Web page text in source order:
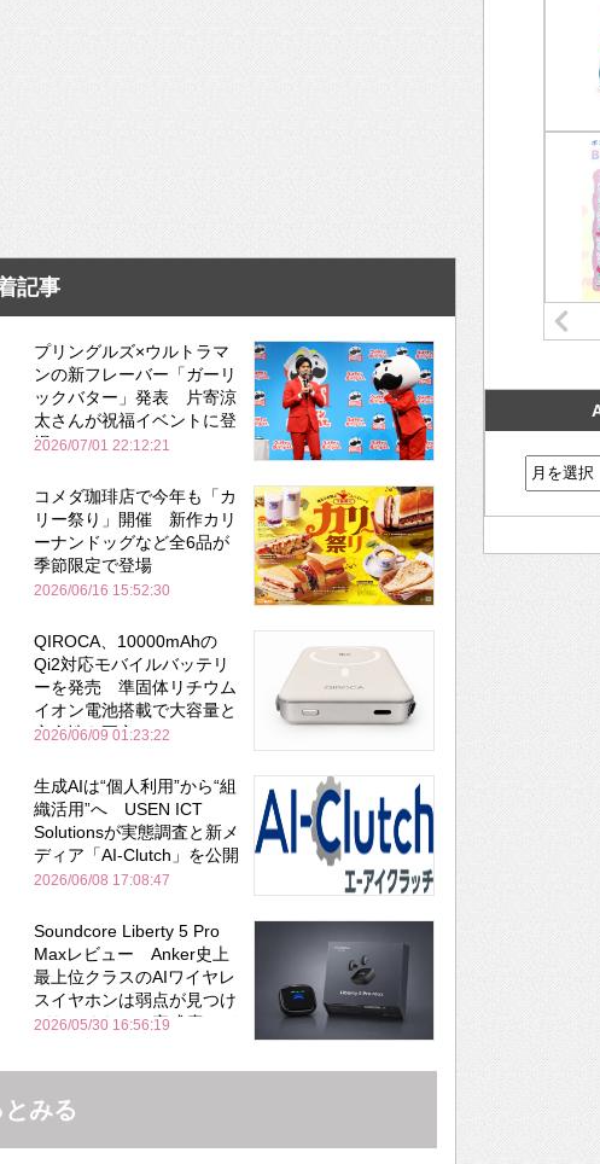
記事
プリングルズ×ウルトラマ
ンの新フレーバー「ガーリ
ックバター」発表 片寄涼
太さんが祝福イベントに登
場
2026/07/01 22:12:21
コメダ珈琲店で今年も「カ
リー祭り」開催 新作カリ
ーナンドッグなど全6品が
季節限定で登場
2026/06/16 15:52:30
QIROCA、10000mAhの
Qi2対応モバイルバッテリ
ーを発売 準固体リチウム
イオン電池搭載で大容量と
安全性を両立
2026/06/09 01:23:22
生成AIは“個人利用”から“組
織活用”へ USEN ICT
Solutionsが実態調査と新メ
ディア「AI-Clutch」を公開
2026/06/08 17:08:47
Soundcore Liberty 5 Pro
Maxレビュー Anker史上
最上位クラスのAIワイヤレ
スイヤホンは弱点が見つけ
づらいくらいの完成度にび
Bose並み
2026/05/30 16:56:19
とみる